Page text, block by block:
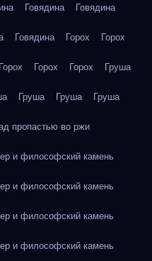
Говядина Говядина
Говядина Горох Горох
Горох Горох Горох Груша
Груша Груша Груша
пропастью во ржи
и философский камень
и философский камень
и философский камень
и философский камень